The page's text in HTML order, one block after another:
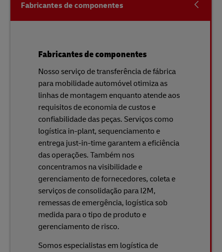
Fabricantes de componentes
Fabricantes de componentes
Nosso serviço de transferência de fábrica
para mobilidade automóvel otimiza as
linhas de montagem enquanto atende aos
requisitos de economia de custos e
confiabilidade das peças. Serviços como
logística in-plant, sequenciamento e
entrega just-in-time garantem a eficiência
das operações. Também nos
concentramos na visibilidade e
gerenciamento de fornecedores, coleta e
serviços de consolidação para I2M,
remessas de emergência, logística sob
medida para o tipo de produto e
gerenciamento de risco.
Somos especialistas em logística de